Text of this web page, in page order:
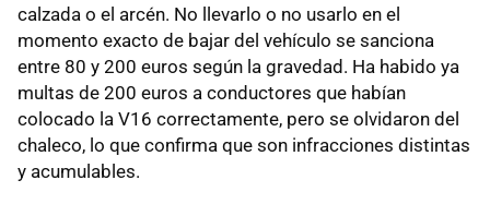
calzada o el arcén. No llevarlo o no usarlo en el
momento exacto de bajar del vehículo se sanciona
entre 80 y 200 euros según la gravedad. Ha habido ya
multas de 200 euros a conductores que habían
colocado la V16 correctamente, pero se olvidaron del
chaleco, lo que confirma que son infracciones distintas
y acumulables.